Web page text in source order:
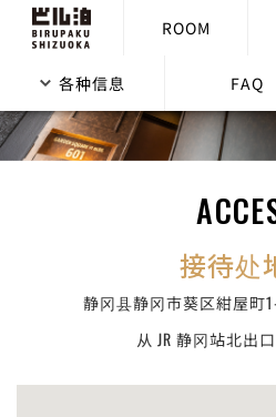
ROOM
各种信息 FAQ
接待处
静冈县静冈市葵区紺屋町
从 JR 静冈站北出